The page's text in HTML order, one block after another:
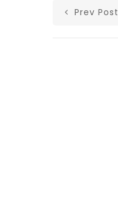
Prev Post